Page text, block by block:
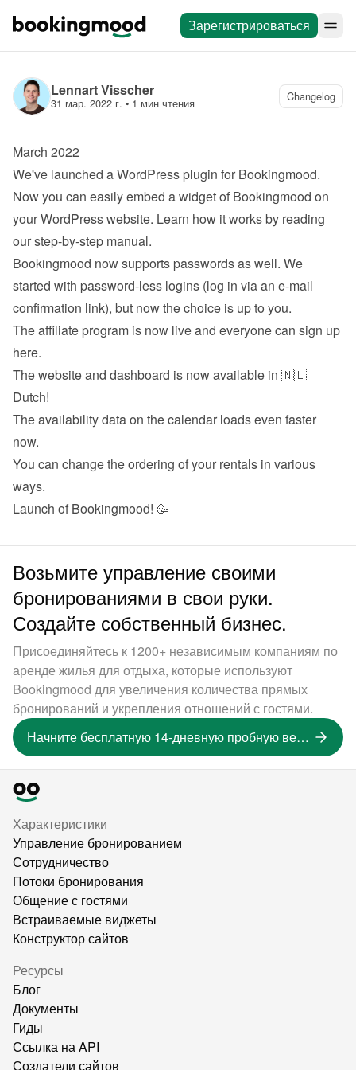
Зарегистрироваться
Lennart Visscher
31 мар. 2022 г. • 1 мин чтения Changelog
March 2022
We've launched a WordPress plugin for Bookingmood.
Now you can easily embed a widget of Bookingmood on
your WordPress website. Learn how it works by reading
our step-by-step manual.
Bookingmood now supports passwords as well. We
started with password-less logins (log in via an e-mail
confirmation link), but now the choice is up to you.
The affiliate program is now live and everyone can sign up
here.
The website and dashboard is now available in 🇳🇱
Dutch!
The availability data on the calendar loads even faster
now.
You can change the ordering of your rentals in various
ways.
Launch of Bookingmood! 🥳
Возьмите управление своими
бронированиями в свои руки.
Создайте собственный бизнес.
Присоединяйтесь к 1200+ независимым компаниям по
аренде жилья для отдыха, которые используют
Bookingmood для увеличения количества прямых
бронирований и укрепления отношений с гостями.
Начните бесплатную 14-дневную пробную версию
Характеристики
Управление бронированием
Сотрудничество
Потоки бронирования
Общение с гостями
Встраиваемые виджеты
Конструктор сайтов
Ресурсы
Блог
Документы
Гиды
Ссылка на API
Создатели сайтов